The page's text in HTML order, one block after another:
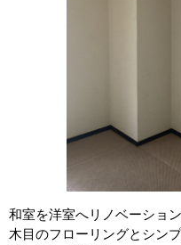
和室を洋室へリノベーション
木目のフローリングとシン